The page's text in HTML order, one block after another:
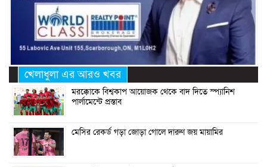
খেলাধুলা এর আরও খবর
মরক্কোকে বিশ্বকাপ আয়োজক থেকে বাদ দিতে স্প্যানিশ
পার্লামেন্টে প্রস্তাব
মেসির রেকর্ড গড়া জোড়া গোলে দারুণ জয় মায়ামির